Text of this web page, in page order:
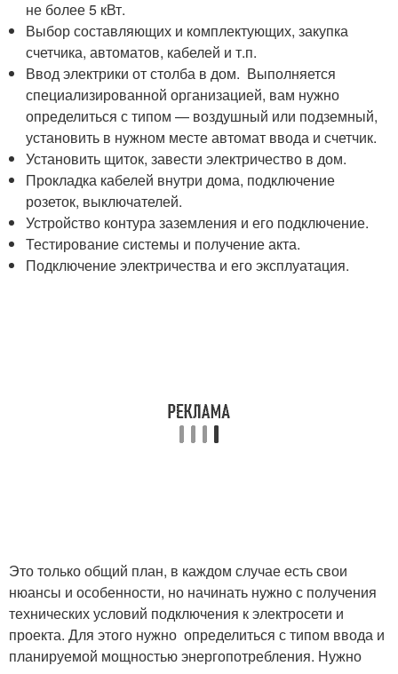
не более 5 кВт.
Выбор составляющих и комплектующих, закупка
счетчика, автоматов, кабелей и т.п.
Ввод электрики от столба в дом. Выполняется
специализированной организацией, вам нужно
определиться с типом — воздушный или подземный,
установить в нужном месте автомат ввода и счетчик.
Установить щиток, завести электричество в дом.
Прокладка кабелей внутри дома, подключение
розеток, выключателей.
Устройство контура заземления и его подключение.
Тестирование системы и получение акта.
Подключение электричества и его эксплуатация.
Это только общий план, в каждом случае есть свои
нюансы и особенности, но начинать нужно с получения
технических условий подключения к электросети и
проекта. Для этого нужно определиться с типом ввода и
планируемой мощностью энергопотребления. Нужно